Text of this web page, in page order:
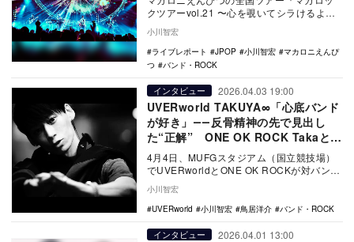
クツアーvol.21 〜心を覗いてシラけるよ
り、ことばのシワだけ増やしてゆけ
篇〜』。その1…
小川智宏
ライブレポート
JPOP 小川智宏
マカロニえんぴ
つ
バンド・ROCK
インタビュー 2026.04.03 19:00
UVERworld TAKUYA∞「心底バンド
が好き」――反骨精神の先で見出し
た“正解” ONE OK ROCK Takaとの
約束の背景も語る
4月4日、MUFGスタジアム（国立競技場）
でUVERworldとONE OK ROCKが対バンラ
イブを行う。今回、エポックメイキ…
小川智宏
UVERworld
小川智宏 鳥居洋介 バンド・ROCK
インタビュー 2026.04.01 13:00